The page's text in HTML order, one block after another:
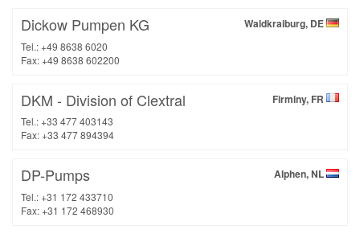
Waldkraiburg, DE
Dickow Pumpen KG
Tel.: +49 8638 6020
Fax: +49 8638 602200
Firminy, FR
DKM - Division of Clextral
Tel.: +33 477 403143
Fax: +33 477 894394
Alphen, NL
DP-Pumps
Tel.: +31 172 433710
Fax: +31 172 468930